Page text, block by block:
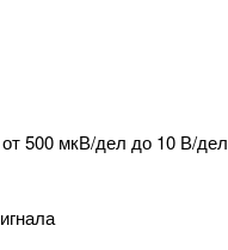
500 мкВ/дел до 10 В/дел